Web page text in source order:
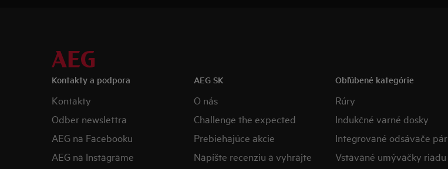
Kontakty a podpora
Kontakty
Odber newslettra
AEG na Facebooku
AEG na Instagrame
AEG SK
O nás
Challenge the expected
Prebiehajúce akcie
Napíšte recenziu a vyhrajte
Obľúbené kategórie
Rúry
Indukčné varné dosky
Integrované odsávače pár
Vstavané umývačky riadu